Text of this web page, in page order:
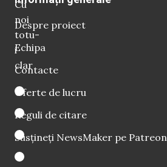
Cu
noi
totu-
i
clar
Despre proiect
Echipa
Contacte
Oferte de lucru
Reguli de citare
Susțineți NewsMaker pe Patreon